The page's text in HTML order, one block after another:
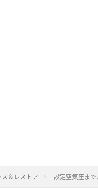
＆レストア 設定空気圧ま